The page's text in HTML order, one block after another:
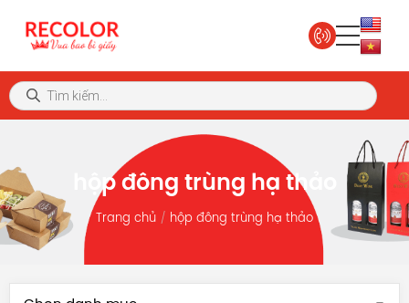
hộp đông trùng hạ thảo
Trang chủ hộp đông trùng hạ thảo